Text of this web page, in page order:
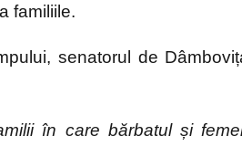
familiile.
senatorul de
în care bărbatul și